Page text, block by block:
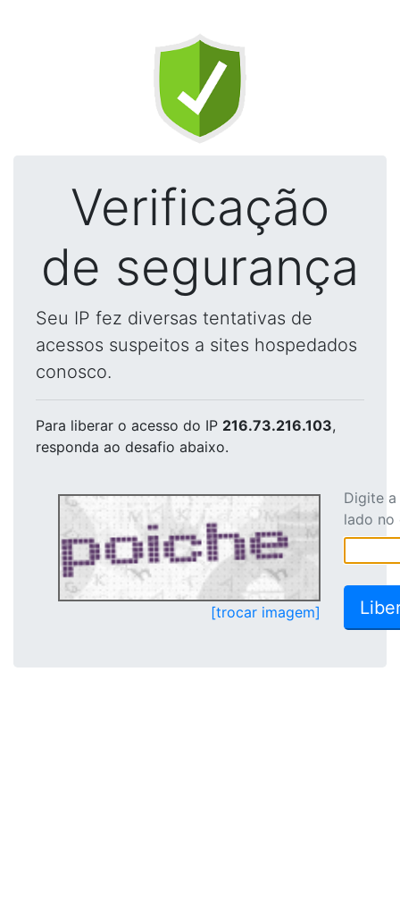
Verificação
de segurança
Seu IP fez diversas tentativas de
acessos suspeitos a sites hospedados
conosco.
Para liberar o acesso do IP 216.73.216.103,
responda ao desafio abaixo.
[trocar imagem]
Digite
lado no